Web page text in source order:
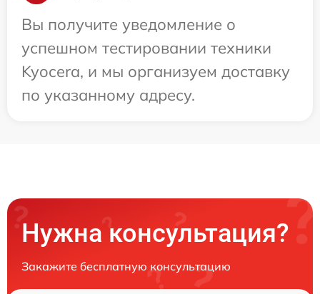
Вы получите уведомление о
успешном тестировании техники
Kyocera, и мы организуем доставку
по указанному адресу.
Нужна консультация?
Закажите бесплатную консультацию